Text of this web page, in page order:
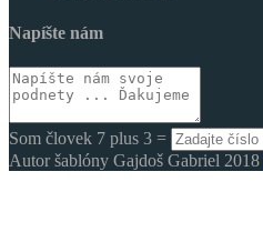
Napíšte nám
Som človek 7 plus 3 =
Autor šablóny Gajdoš Gabriel 2018